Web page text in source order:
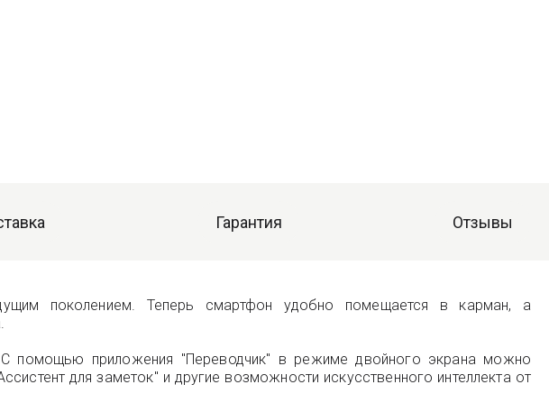
Гарантия Отзывы
поколением. Теперь смартфон удобно помещается в карман, а
помощью приложения "Переводчик" в режиме двойного экрана можно
для заметок" и другие возможности искусственного интеллекта от